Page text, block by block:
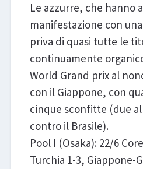
Le azzurre, che hanno
manifestazione con
priva di quasi tutte le
continuamente
World Grand prix al
con il Giappone, con
cinque sconfitte (due
contro il Brasile).
Pool I (Osaka): 22/6
Turchia 1-3, Giappone-